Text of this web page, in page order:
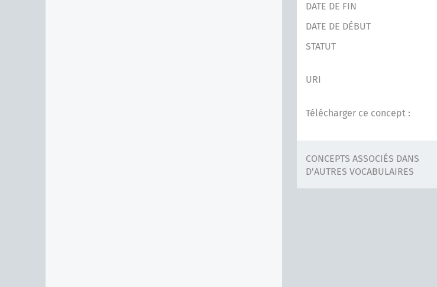
DATE DE FIN
DATE DE DÉBUT
STATUT
URI
Télécharger ce concept :
CONCEPTS ASSOCIÉS DANS
D'AUTRES VOCABULAIRES